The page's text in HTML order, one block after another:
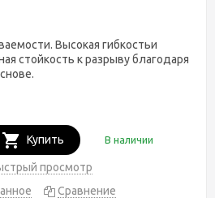
Высокая гибкостьи
стойкость к разрыву благодаря
Купить В наличии
просмотр
Сравнение